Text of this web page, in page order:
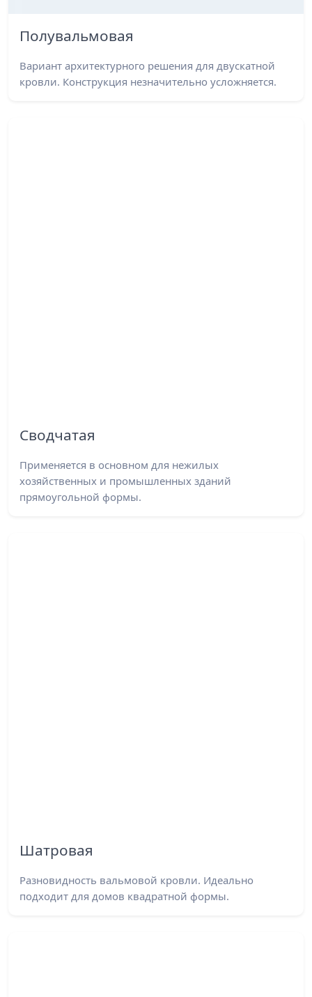
Полувальмовая
Вариант архитектурного решения для двускатной
кровли. Конструкция незначительно усложняется.
Сводчатая
Применяется в основном для нежилых
хозяйственных и промышленных зданий
прямоугольной формы.
Шатровая
Разновидность вальмовой кровли. Идеально
подходит для домов квадратной формы.